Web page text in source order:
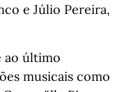
e Júlio Pereira,
ao último
musicais como